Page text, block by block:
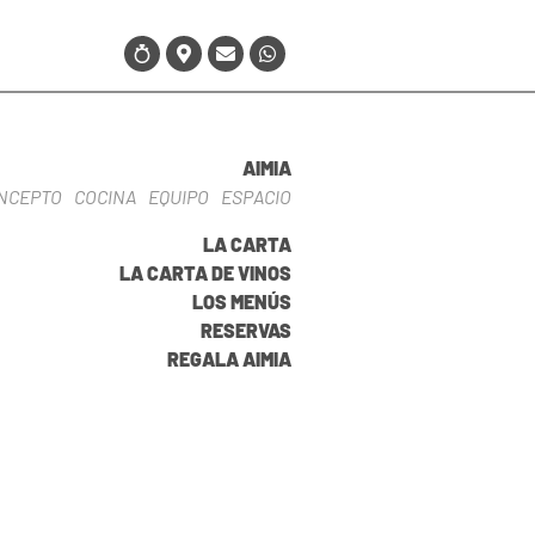
- 15:30 y 20:30 - 23:00
lunes y martes todo el día
- 15:30 y 20:30 - 23:00
AIMIA
COCINA EQUIPO ESPACIO
LA CARTA
LA CARTA DE VINOS
LOS MENÚS
RESERVAS
REGALA AIMIA